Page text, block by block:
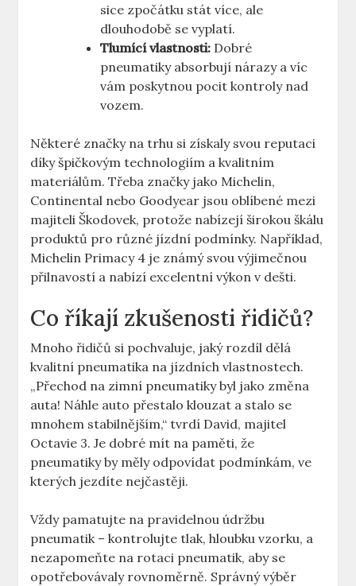
sice zpočátku stát více, ale
dlouhodobě se vyplatí.
Tlumící vlastnosti: Dobré
pneumatiky absorbují nárazy a víc
vám poskytnou pocit kontroly nad
vozem.
Některé značky na trhu si získaly svou reputaci
díky špičkovým technologiím a kvalitním
materiálům. Třeba značky jako Michelin,
Continental nebo Goodyear jsou oblíbené mezi
majiteli Škodovek, protože nabízejí širokou škálu
produktů pro různé jízdní podmínky. Například,
Michelin Primacy 4 je známý svou výjimečnou
přilnavostí a nabízí excelentní výkon v dešti.
Co říkají zkušenosti řidičů?
Mnoho řidičů si pochvaluje, jaký rozdíl dělá
kvalitní pneumatika na jízdních vlastnostech.
„Přechod na zimní pneumatiky byl jako změna
auta! Náhle auto přestalo klouzat a stalo se
mnohem stabilnějším,“ tvrdí David, majitel
Octavie 3. Je dobré mít na paměti, že
pneumatiky by měly odpovídat podmínkám, ve
kterých jezdíte nejčastěji.
Vždy pamatujte na pravidelnou údržbu
pneumatik – kontrolujte tlak, hloubku vzorku, a
nezapomeňte na rotaci pneumatik, aby se
opotřebovávaly rovnoměrně. Správný výběr